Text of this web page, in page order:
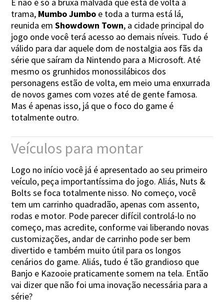
E não é só a bruxa malvada que está de volta à
trama, Mumbo Jumbo e toda a turma está lá,
reunida emShowdown Town, a cidade principal do
jogo onde você terá acesso ao demais níveis. Tudo é
válido para dar aquele dom de nostalgia aos fãs da
série que saíram da Nintendo para a Microsoft. Até
mesmo os grunhidos monossilábicos dos
personagens estão de volta, em meio uma enxurrada
de novos games com vozes até de gente famosa.
Mas é apenas isso, já que o foco do game é
totalmente outro.
Veículos para montar
Logo no início você já é apresentado ao seu primeiro
veículo, peça importantíssima do jogo. Aliás, Nuts &
Bolts se foca totalmente nisso. No começo, você
tem um carrinho quadradão, apenas com assento,
rodas e motor. Pode parecer difícil controlá-lo no
começo, mas acredite, conforme vai liberando novas
customizações, andar de carrinho pode ser bem
divertido e também muito útil para os longos
cenários do game. Aliás, tudo é tão grandioso que
Banjo e Kazooie praticamente somem na tela. Então
vai dizer que não foi uma inovação necessária para a
série?